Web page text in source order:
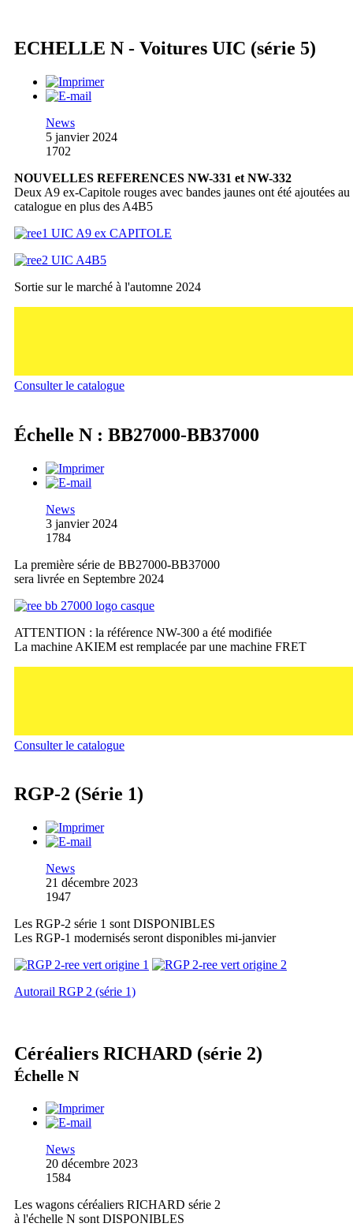
ECHELLE N - Voitures UIC (série 5)
News
5 janvier 2024
1702
NOUVELLES REFERENCES NW-331 et NW-332
Deux A9 ex-Capitole rouges avec bandes jaunes ont été ajoutées au
catalogue en plus des A4B5
Sortie sur le marché à l'automne 2024
Consulter le catalogue
Échelle N : BB27000-BB37000
News
3 janvier 2024
1784
La première série de BB27000-BB37000
sera livrée en Septembre 2024
ATTENTION : la référence NW-300 a été modifiée
La machine AKIEM est remplacée par une machine FRET
Consulter le catalogue
RGP-2 (Série 1)
News
21 décembre 2023
1947
Les RGP-2 série 1 sont DISPONIBLES
Les RGP-1 modernisés seront disponibles mi-janvier
Autorail RGP 2 (série 1)
Céréaliers RICHARD (série 2)
Échelle N
News
20 décembre 2023
1584
Les wagons céréaliers RICHARD série 2
à l'échelle N sont DISPONIBLES